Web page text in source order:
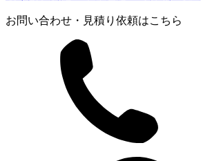
お問い合わせ・見積り依頼はこちら